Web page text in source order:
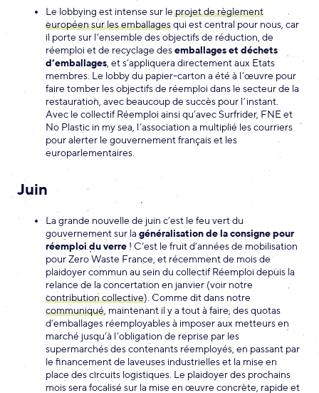
Le lobbying est intense sur leprojet de règlement
européen sur les emballagesqui est central pour nous, car
il porte sur l’ensemble des objectifs de réduction, de
réemploi et de recyclage desemballages et déchets
d’emballages , et s’appliquera directement aux Etats
membres. Le lobby du papier-carton a été à l’œuvre pour
faire tomber les objectifs de réemploi dans le secteur de la
restauration, avec beaucoup de succès pour l’instant.
Avec le collectif Réemploi ainsi qu’avec Surfrider, FNE et
No Plastic in my sea, l’association a multiplié les courriers
pour alerter le gouvernement français et les
europarlementaires.
Juin
La grande nouvelle de juin c’est le feu vert du
gouvernement sur lagénéralisation de la consigne pour
réemploi du verre ! C’est le fruit d’années de mobilisation
pour Zero Waste France, et récemment de mois de
plaidoyer commun au sein du collectif Réemploi depuis la
relance de la concertation en janvier (voir notre
contribution collective). Comme dit dans notre
communiqué , maintenant il y a tout à faire, des quotas
d’emballages réemployables à imposer aux metteurs en
marché jusqu’à l’obligation de reprise par les
supermarchés des contenants réemployés, en passant par
le financement de laveuses industrielles et la mise en
place des circuits logistiques. Le plaidoyer des prochains
mois sera focalisé sur la mise en œuvre concrète, rapide et